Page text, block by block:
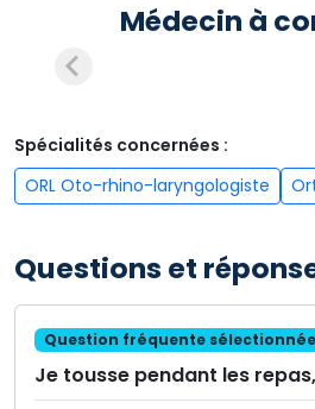
Médecin à
Spécialités concernées :
ORL Oto-rhino-laryngologiste
Questions et
Question fréquente
Je tousse pendant les